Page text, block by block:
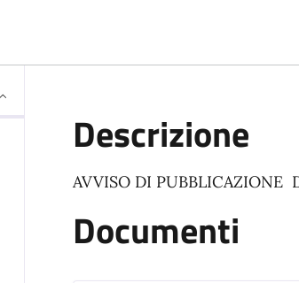
Descrizione
AVVISO DI PUBBLICAZIONE
Documenti